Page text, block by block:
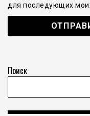
для последующих
Поиск